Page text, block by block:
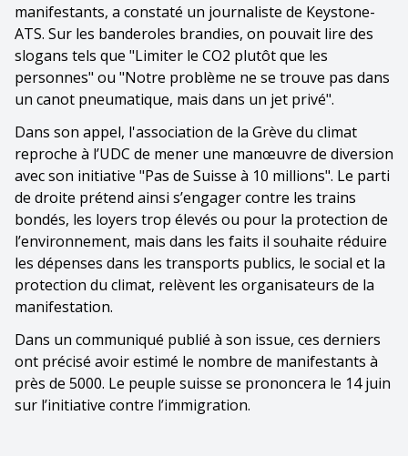
manifestants, a constaté un journaliste de Keystone-
ATS. Sur les banderoles brandies, on pouvait lire des
slogans tels que "Limiter le CO2 plutôt que les
personnes" ou "Notre problème ne se trouve pas dans
un canot pneumatique, mais dans un jet privé".
Dans son appel, l'association de la Grève du climat
reproche à l’UDC de mener une manœuvre de diversion
avec son initiative "Pas de Suisse à 10 millions". Le parti
de droite prétend ainsi s’engager contre les trains
bondés, les loyers trop élevés ou pour la protection de
l’environnement, mais dans les faits il souhaite réduire
les dépenses dans les transports publics, le social et la
protection du climat, relèvent les organisateurs de la
manifestation.
Dans un communiqué publié à son issue, ces derniers
ont précisé avoir estimé le nombre de manifestants à
près de 5000. Le peuple suisse se prononcera le 14 juin
sur l’initiative contre l’immigration.